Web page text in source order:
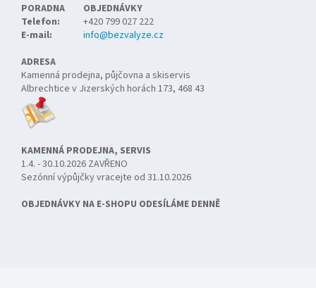
PORADNA
OBJEDNÁVKY
Telefon:
+420 799 027 222
E-mail:
info@bezvalyze.cz
ADRESA
Kamenná prodejna, půjčovna a skiservis
Albrechtice v Jizerských horách 173, 468 43
KAMENNÁ PRODEJNA, SERVIS
1.4. - 30.10.2026 ZAVŘENO
Sezónní výpůjčky vracejte od 31.10.2026
OBJEDNÁVKY NA E-SHOPU ODESÍLÁME DENNĚ